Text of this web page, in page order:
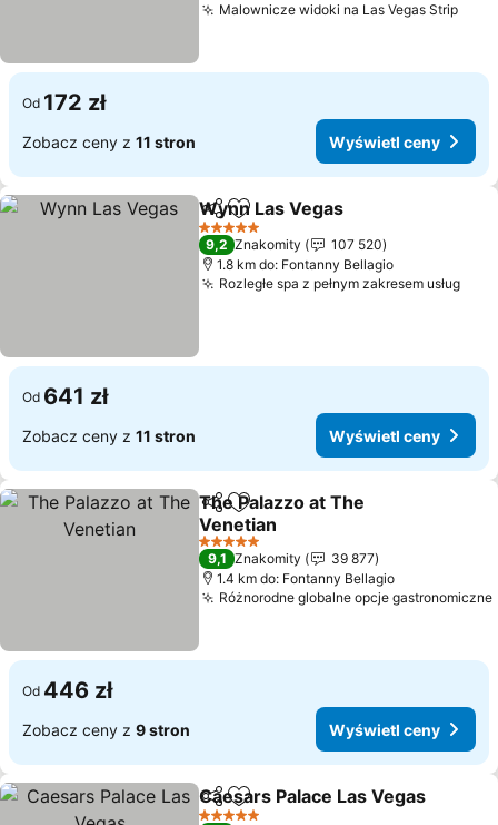
Malownicze widoki na Las Vegas Strip
Od 172 zł
Zobacz ceny z 11 stron Wyświetl ceny
Udostępnij
Dodaj do ulubionych
Wynn Las Vegas
5 Kategoria
9,2 Znakomity
107 520
1.8 km do: Fontanny Bellagio
Rozległe spa z pełnym zakresem usług
Od 641 zł
Zobacz ceny z 11 stron Wyświetl ceny
Udostępnij
Dodaj do ulubionych
The Palazzo at The
Venetian
Wyświetl ceny
5 Kategoria
9,1 Znakomity
39 877
1.4 km do: Fontanny Bellagio
Różnorodne globalne opcje gastronomiczne
Od 446 zł
Zobacz ceny z 9 stron Wyświetl ceny
Udostępnij
Dodaj do ulubionych
Caesars Palace Las Vegas